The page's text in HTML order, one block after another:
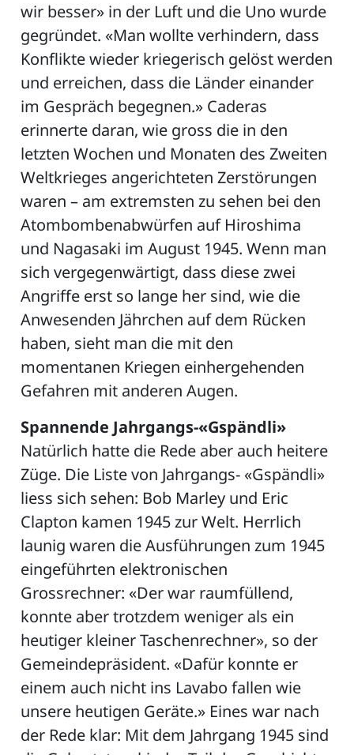
wir besser» in der Luft und die Uno wurde
gegründet. «Man wollte verhindern, dass
Konflikte wieder kriegerisch gelöst werden
und erreichen, dass die Länder einander
im Gespräch begegnen.» Caderas
erinnerte daran, wie gross die in den
letzten Wochen und Monaten des Zweiten
Weltkrieges angerichteten Zerstörungen
waren – am extremsten zu sehen bei den
Atombombenabwürfen auf Hiroshima
und Nagasaki im August 1945. Wenn man
sich vergegenwärtigt, dass diese zwei
Angriffe erst so lange her sind, wie die
Anwesenden Jährchen auf dem Rücken
haben, sieht man die mit den
momentanen Kriegen einhergehenden
Gefahren mit anderen Augen.
Spannende Jahrgangs-«Gspändli»
Natürlich hatte die Rede aber auch heitere
Züge. Die Liste von Jahrgangs- «Gspändli»
liess sich sehen: Bob Marley und Eric
Clapton kamen 1945 zur Welt. Herrlich
launig waren die Ausführungen zum 1945
eingeführten elektronischen
Grossrechner: «Der war raumfüllend,
konnte aber trotzdem weniger als ein
heutiger kleiner Taschenrechner», so der
Gemeindepräsident. «Dafür konnte er
einem auch nicht ins Lavabo fallen wie
unsere heutigen Geräte.» Eines war nach
der Rede klar: Mit dem Jahrgang 1945 sind